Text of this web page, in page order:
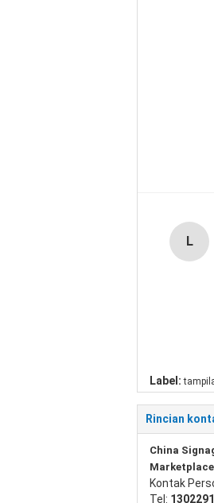
L
Label:
Rincian
China
Marketplace
Kontak
Tel: